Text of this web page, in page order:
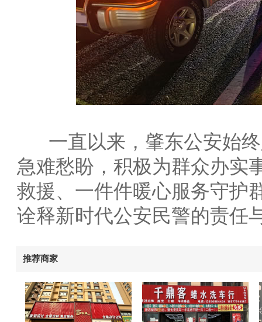
一直以来，肇东公安始终
急难愁盼，积极为群众办实
救援、一件件暖心服务守护
诠释新时代公安民警的责任
推荐商家